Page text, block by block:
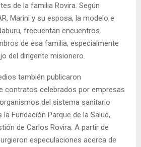
de la familia Rovira. Según
Marini y su esposa, la modelo e
frecuentan encuentros
de esa familia, especialmente
del dirigente misionero.
también publicaron
contratos celebrados por empresas
del sistema sanitario
Fundación Parque de la Salud,
de Carlos Rovira. A partir de
especulaciones acerca de